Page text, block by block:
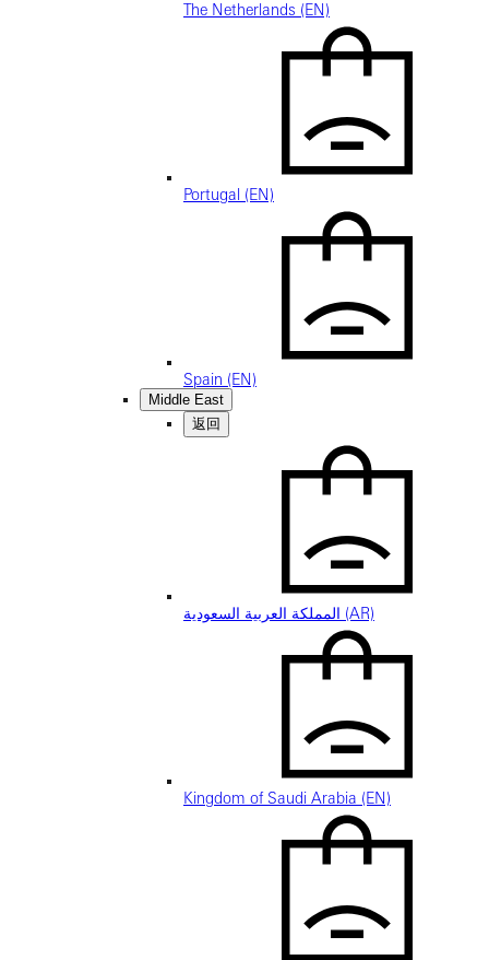
The Netherlands (EN)
Portugal (EN)
Spain (EN)
Middle East
返回
المملكة العربية السعودية (AR)
Kingdom of Saudi Arabia (EN)